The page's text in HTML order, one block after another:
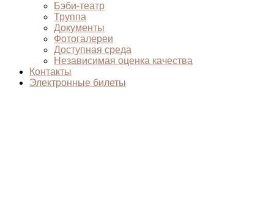
Бэби-театр
Труппа
Документы
Фотогалереи
Доступная среда
Независимая оценка качества
Контакты
Электронные билеты